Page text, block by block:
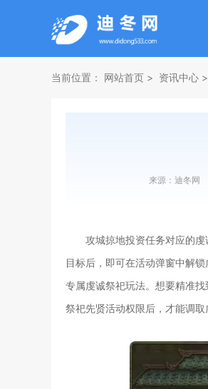
当前位置： 网站首页 资讯中心
来源： 迪冬网
攻城掠地投资任务对应的
目标后，即可在活动弹窗中解
专属虔诚祭祀玩法。想要精准
祭祀先贤活动权限后，才能调